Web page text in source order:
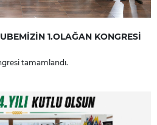
1.OLAĞAN KONGRESİ
tamamlandı.